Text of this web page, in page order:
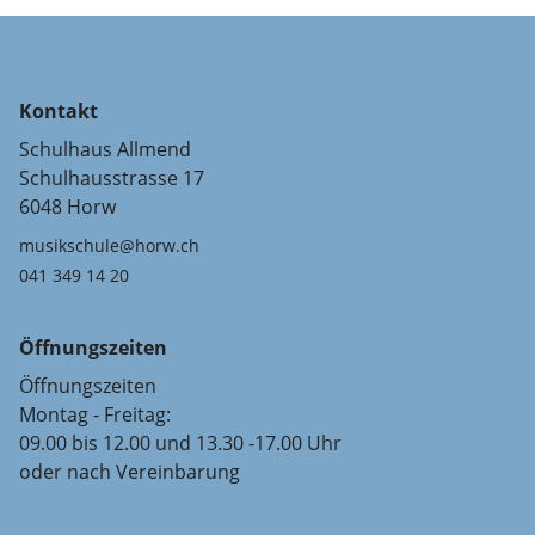
Kontakt
Schulhaus Allmend
Schulhausstrasse 17
6048 Horw
musikschule@horw.ch
041 349 14 20
Öffnungszeiten
Öffnungszeiten
Montag - Freitag:
09.00 bis 12.00 und 13.30 -17.00 Uhr
oder nach Vereinbarung